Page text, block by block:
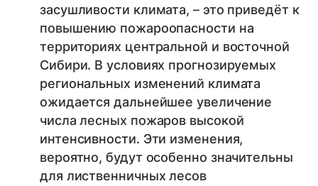
засушливости климата, – это приведёт к
повышению пожароопасности на
территориях центральной и восточной
Сибири. В условиях прогнозируемых
региональных изменений климата
ожидается дальнейшее увеличение
числа лесных пожаров высокой
интенсивности. Эти изменения,
вероятно, будут особенно значительны
для лиственничных лесов